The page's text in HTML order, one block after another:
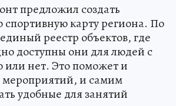
предложил создать
карту региона. По
реестр объектов, где
доступны они для людей с
или нет. Это поможет и
мероприятий, и самим
удобные для занятий